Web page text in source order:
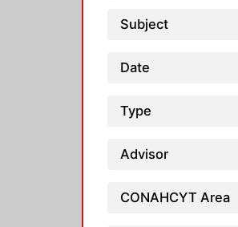
Subject
Date
Type
Advisor
CONAHCYT Area